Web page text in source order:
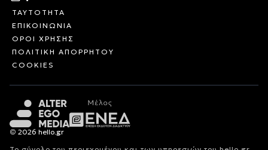
ΤΑΥΤΟΤΗΤΑ
ΕΠΙΚΟΙΝΩΝΙΑ
ΟΡΟΙ ΧΡΗΣΗΣ
ΠΟΛΙΤΙΚΗ ΑΠΟΡΡΗΤΟΥ
COOKIES
© 2026 hello.gr